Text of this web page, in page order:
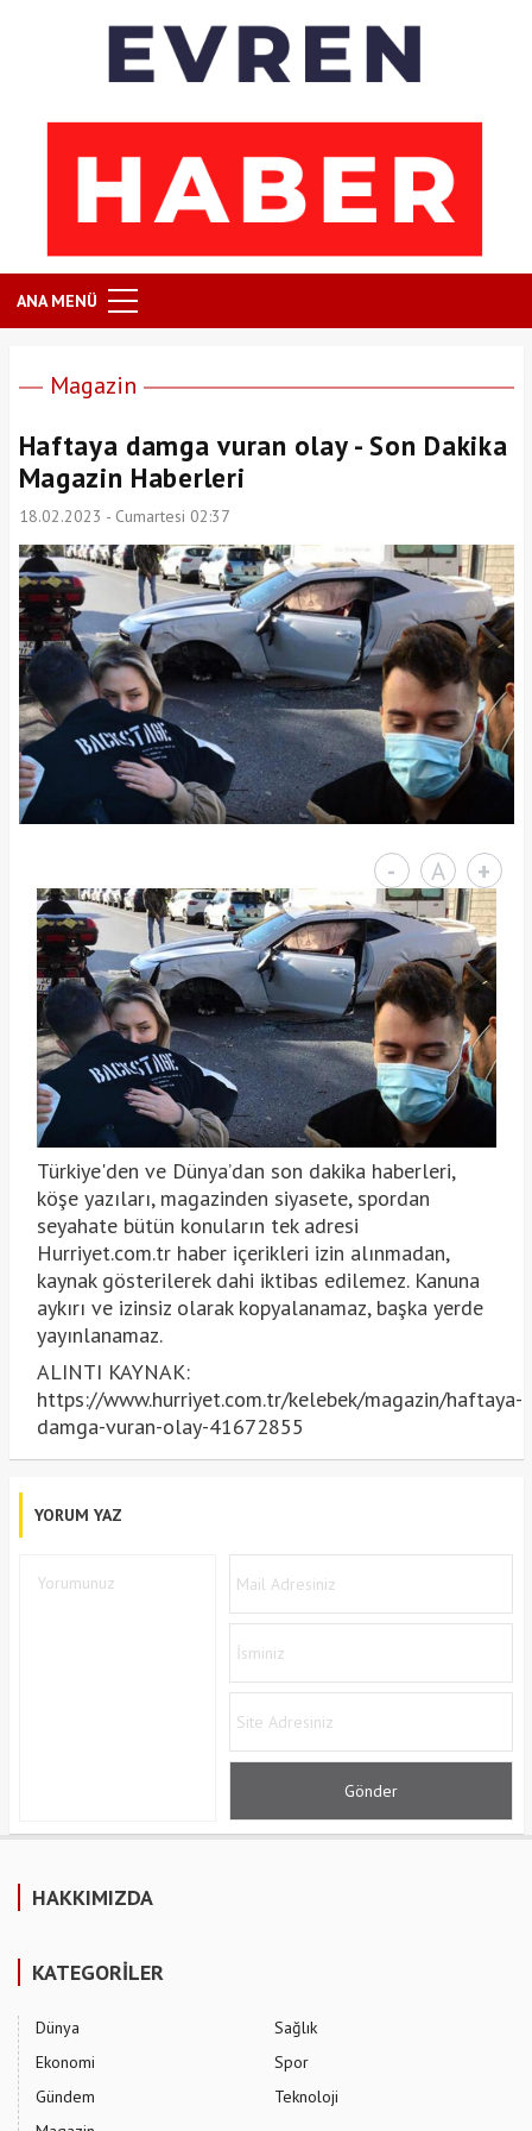
ANA MENÜ
Magazin
Haftaya damga vuran olay - Son Dakika
Magazin Haberleri
18.02.2023 - Cumartesi 02:37
- A +
Türkiye'den ve Dünya’dan son dakika haberleri,
köşe yazıları, magazinden siyasete, spordan
seyahate bütün konuların tek adresi
Hurriyet.com.tr haber içerikleri izin alınmadan,
kaynak gösterilerek dahi iktibas edilemez. Kanuna
aykırı ve izinsiz olarak kopyalanamaz, başka yerde
yayınlanamaz.
ALINTI KAYNAK:
https://www.hurriyet.com.tr/kelebek/magazin/haftaya-
damga-vuran-olay-41672855
YORUM YAZ
HAKKIMIZDA
KATEGORİLER
Dünya
Ekonomi
Gündem
Sağlık
Spor
Teknoloji